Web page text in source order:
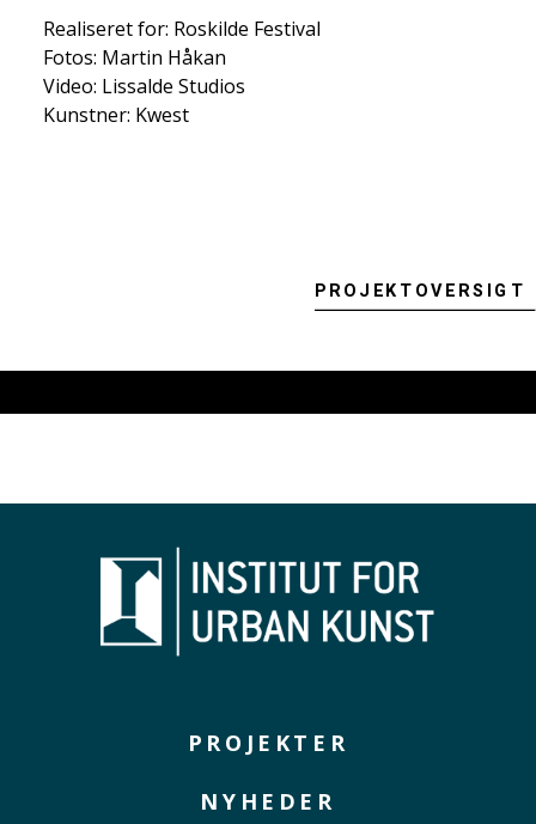
Realiseret for: Roskilde Festival
Fotos: Martin Håkan
Video: Lissalde Studios
Kunstner: Kwest
PROJEKTOVERSIGT
PROJEKTER
NYHEDER